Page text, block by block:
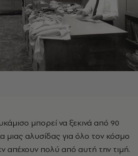
αλυσίδας για όλο τον κόσμο
απέχουν πολύ από αυτή την τιμή.